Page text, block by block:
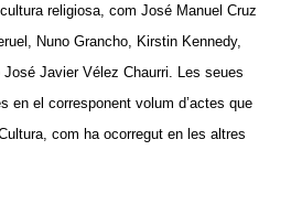
religiosa, com José Manuel Cruz
Nuno Grancho, Kirstin Kennedy,
Javier Vélez Chaurri. Les seues
en el corresponent volum d’actes que
com ha ocorregut en les altres